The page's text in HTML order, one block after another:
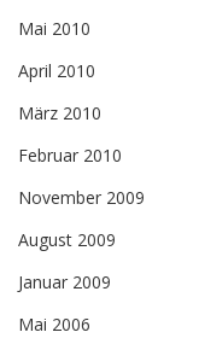
Mai 2010
April 2010
März 2010
Februar 2010
November 2009
August 2009
Januar 2009
Mai 2006